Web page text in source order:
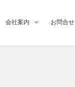
会社案内 お問合せ